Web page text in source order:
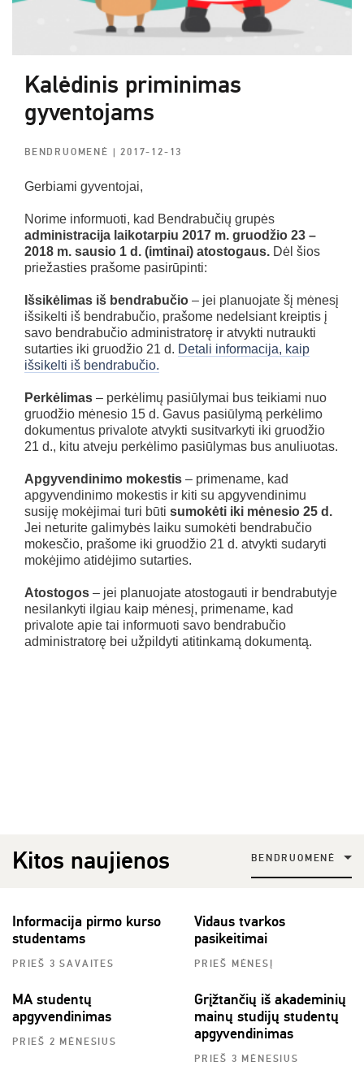
Kalėdinis priminimas
gyventojams
BENDRUOMENĖ | 2017-12-13
Gerbiami gyventojai,
Norime informuoti, kad Bendrabučių grupės
administracija laikotarpiu 2017 m. gruodžio 23 –
2018 m. sausio 1 d. (imtinai) atostogaus. Dėl šios
priežasties prašome pasirūpinti:
Išsikėlimas iš bendrabučio – jei planuojate šį mėnesį
išsikelti iš bendrabučio, prašome nedelsiant kreiptis į
savo bendrabučio administratorę ir atvykti nutraukti
sutarties iki gruodžio 21 d. Detali informacija, kaip
išsikelti iš bendrabučio.
Perkėlimas – perkėlimų pasiūlymai bus teikiami nuo
gruodžio mėnesio 15 d. Gavus pasiūlymą perkėlimo
dokumentus privalote atvykti susitvarkyti iki gruodžio
21 d., kitu atveju perkėlimo pasiūlymas bus anuliuotas.
Apgyvendinimo mokestis – primename, kad
apgyvendinimo mokestis ir kiti su apgyvendinimu
susiję mokėjimai turi būti sumokėti iki mėnesio 25 d.
Jei neturite galimybės laiku sumokėti bendrabučio
mokesčio, prašome iki gruodžio 21 d. atvykti sudaryti
mokėjimo atidėjimo sutarties.
Atostogos – jei planuojate atostogauti ir bendrabutyje
nesilankyti ilgiau kaip mėnesį, primename, kad
privalote apie tai informuoti savo bendrabučio
administratorę bei užpildyti atitinkamą dokumentą.
Kitos naujienos BENDRUOMENĖ
Informacija pirmo kurso
studentams
PRIEŠ 3 SAVAITES
Vidaus tvarkos
pasikeitimai
PRIEŠ MĖNESĮ
MA studentų
apgyvendinimas
PRIEŠ 2 MĖNESIUS
Grįžtančių iš akademinių
mainų studijų studentų
apgyvendinimas
PRIEŠ 3 MĖNESIUS